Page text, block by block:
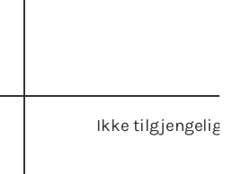
Ikke tilgjengelig